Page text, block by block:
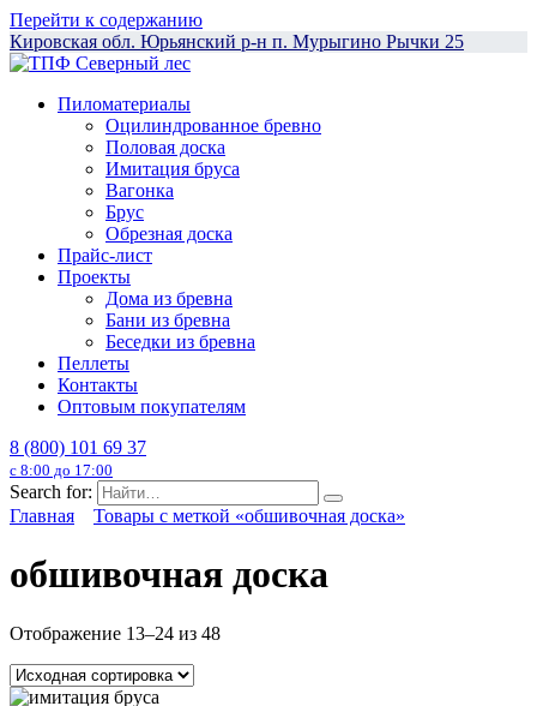
Перейти к содержанию
Кировская обл. Юрьянский р-н п. Мурыгино Рычки 25
Пиломатериалы
Оцилиндрованное бревно
Половая доска
Имитация бруса
Вагонка
Брус
Обрезная доска
Прайс-лист
Проекты
Дома из бревна
Бани из бревна
Беседки из бревна
Пеллеты
Контакты
Оптовым покупателям
8 (800) 101 69 37
с 8:00 до 17:00
Search for:
Главная
Товары с меткой «обшивочная доска»
обшивочная доска
Отображение 13–24 из 48